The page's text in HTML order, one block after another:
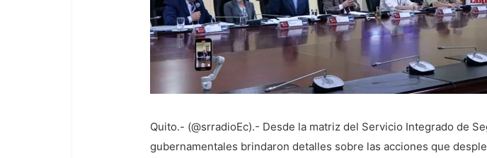
Quito.- (@srradioEc).- Desde la matriz del Servicio Integrado de
gubernamentales brindaron detalles sobre las acciones que